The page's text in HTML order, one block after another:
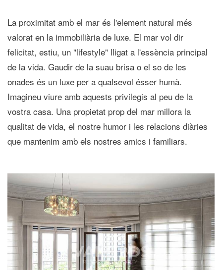
La proximitat amb el mar és l'element natural més
valorat en la immobiliària de luxe. El mar vol dir
felicitat, estiu, un "lifestyle" lligat a l'essència principal
de la vida. Gaudir de la suau brisa o el so de les
onades és un luxe per a qualsevol ésser humà.
Imagineu viure amb aquests privilegis al peu de la
vostra casa. Una propietat prop del mar millora la
qualitat de vida, el nostre humor i les relacions diàries
que mantenim amb els nostres amics i familiars.